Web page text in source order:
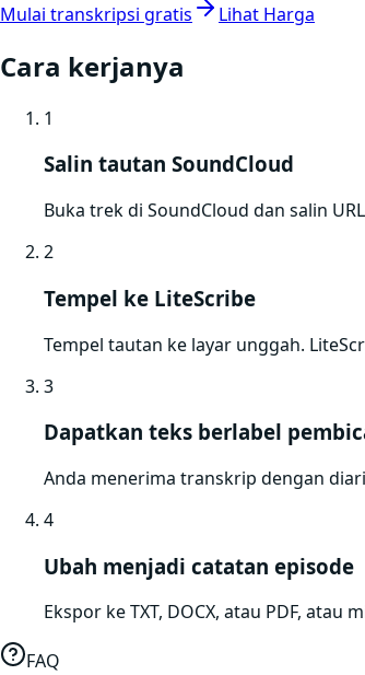
Mulai transkripsi gratis Lihat Harga
Cara kerjanya
1
Salin tautan SoundCloud
Buka trek di SoundCloud dan salin
2
Tempel ke LiteScribe
Tempel tautan ke layar unggah.
3
Dapatkan teks berlabel
Anda menerima transkrip dengan
4
Ubah menjadi catatan episode
Ekspor ke TXT, DOCX, atau PDF,
FAQ